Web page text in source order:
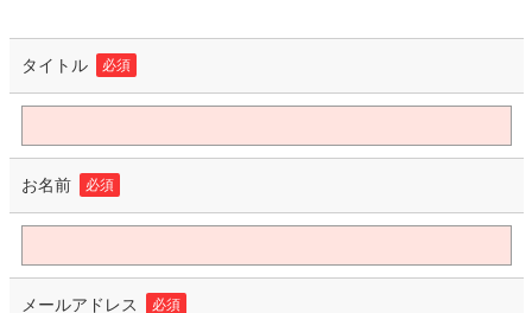
タイトル 必須
お名前 必須
メールアドレス 必須